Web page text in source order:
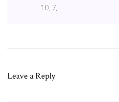
10, 7,…
Leave a Reply